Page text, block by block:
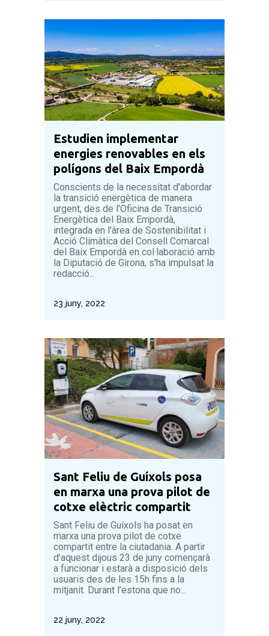
Estudien implementar
energies renovables en els
polígons del Baix Empordà
Conscients de la necessitat d'abordar
la transició energètica de manera
urgent, des de l'Oficina de Transició
Energètica del Baix Empordà,
integrada en l'àrea de Sostenibilitat i
Acció Climàtica del Consell Comarcal
del Baix Empordà en col·laboració amb
la Diputació de Girona, s'ha impulsat la
redacció...
23 juny, 2022
Sant Feliu de Guíxols posa
en marxa una prova pilot de
cotxe elèctric compartit
Sant Feliu de Guíxols ha posat en
marxa una prova pilot de cotxe
compartit entre la ciutadania. A partir
d’aquest dijous 23 de juny començarà
a funcionar i estarà a disposició dels
usuaris des de les 15h fins a la
mitjanit. Durant l’estona que no...
22 juny, 2022